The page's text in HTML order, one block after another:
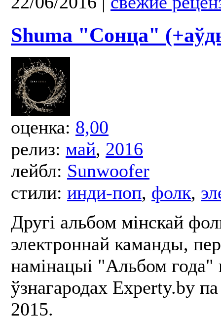
Shuma "Сонца"
оценка: 8,00
релиз: май, 2016
лейбл: Sunwoofer
стили: инди-поп, фолк,
Другі альбом мінскай
электроннай каманды,
намінацыі "Альбом года"
ўзнагародах Experty.by
2015.